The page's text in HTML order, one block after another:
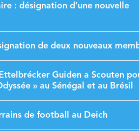
: désignation d’une nouvelle
de deux nouveaux
Guiden a Scouten
» au Sénégal et au Brésil
de football au Deich